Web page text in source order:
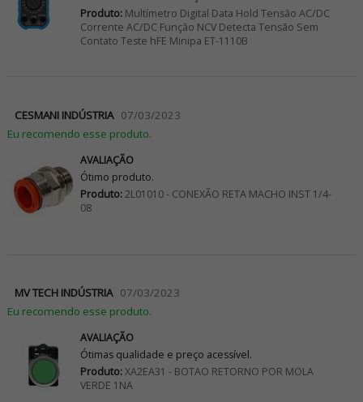
Produto:Multímetro Digital Data Hold Tensão AC/DC
Corrente AC/DC Função NCV Detecta Tensão Sem
Contato Teste hFE Minipa ET-1110B
CESMANI INDÚSTRIA 07/03/2023
Eu recomendo esse produto.
AVALIAÇÃO
Ótimo produto.
Produto:2L01010 - CONEXÃO RETA MACHO INST 1/4-
08
MV TECH INDÚSTRIA 07/03/2023
Eu recomendo esse produto.
AVALIAÇÃO
Ótimas qualidade e preço acessível.
Produto:XA2EA31 - BOTAO RETORNO POR MOLA
VERDE 1NA